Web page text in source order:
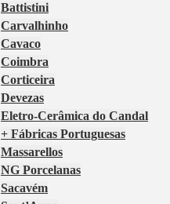
Battistini
Carvalhinho
Cavaco
Coimbra
Corticeira
Devezas
Eletro-Cerâmica do Candal
+ Fábricas Portuguesas
Massarellos
NG Porcelanas
Sacavém